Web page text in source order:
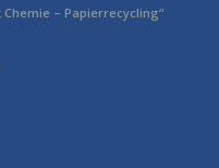
– Papierrecycling“